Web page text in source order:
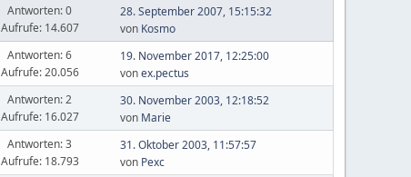
Antworten: 0
Aufrufe: 14.607
28. September 2007, 15:15:32
von Kosmo
Antworten: 6
Aufrufe: 20.056
19. November 2017, 12:25:00
vonex.pectus
Antworten: 2
Aufrufe: 16.027
30. November 2003, 12:18:52
von Marie
Antworten: 3
Aufrufe: 18.793
31. Oktober 2003, 11:57:57
von Pexc